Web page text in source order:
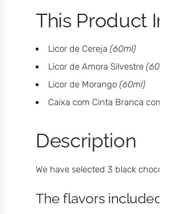
This Product
Licor de Cereja (60ml)
Licor de Amora Silvestre (60ml)
Licor de Morango (60ml)
Caixa com Cinta Branca com
Description
We have selected 3 black chocolate
The flavors included in